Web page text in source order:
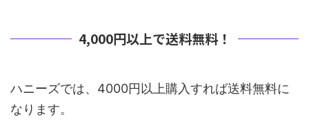
4,000円以上で送料無料！
ハニーズでは、4000円以上購入すれば送料無料に
なります。